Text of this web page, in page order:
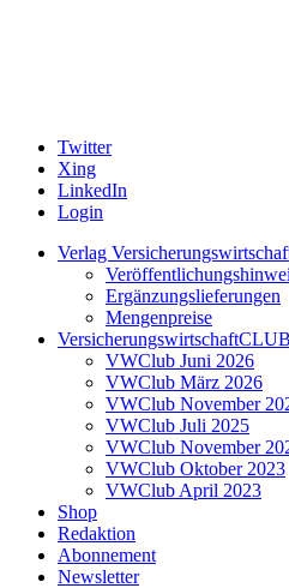
Twitter
Xing
LinkedIn
Login
Verlag
Ergänzungslieferungen
Mengenpreise
VWClub Juni 2026
VWClub März 2026
VWClub November
VWClub Juli 2025
VWClub November
VWClub Oktober 2023
VWClub April 2023
Shop
Redaktion
Abonnement
Newsletter